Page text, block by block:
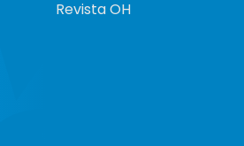
Revista OH